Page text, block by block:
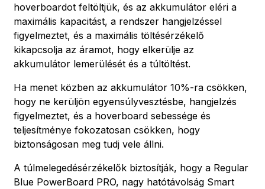
hoverboardot feltöltjük, és az akkumulátor eléri a
maximális kapacitást, a rendszer hangjelzéssel
figyelmeztet, és a maximális töltésérzékelő
kikapcsolja az áramot, hogy elkerülje az
akkumulátor lemerülését és a túltöltést.
Ha menet közben az akkumulátor 10%-ra csökken,
hogy ne kerüljön egyensúlyvesztésbe, hangjelzés
figyelmeztet, és a hoverboard sebessége és
teljesítménye fokozatosan csökken, hogy
biztonságosan meg tudj vele állni.
A túlmelegedésérzékelők biztosítják, hogy a Regular
Blue PowerBoard PRO, nagy hatótávolság Smart